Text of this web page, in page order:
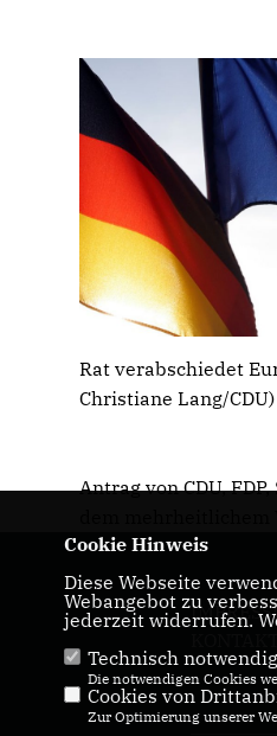
Rat verabschiedet
Christiane Lang/CDU)
Antrag von CDU,
Cookie Hinweis
Diese Webseite
Webangebot zu
jederzeit widerrufen.
Technisch
Die notwendigen Cookies
Cookies von
Zur Optimierung unserer